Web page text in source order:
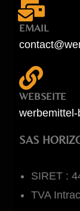
EMAIL
WEBSEITE
SAS
SIRET :
TVA